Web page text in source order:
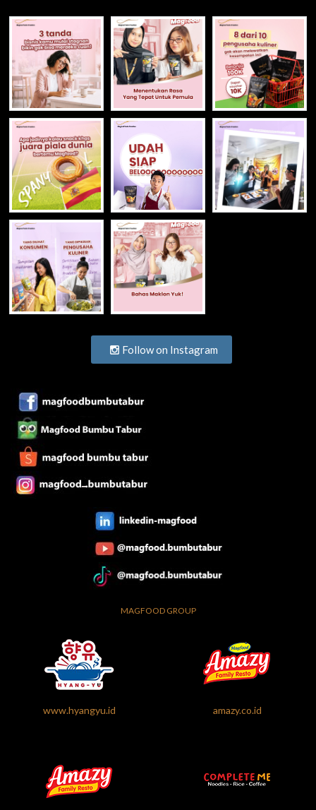
Follow on Instagram
MAGFOOD GROUP
www.hyangyu.id amazy.co.id